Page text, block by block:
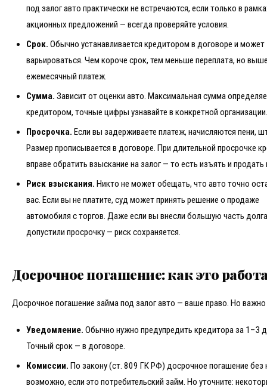
под залог авто практически не встречаются, если только в
акционных предложений — всегда проверяйте условия.
Срок. Обычно устанавливается кредитором в договоре и может
варьироваться. Чем короче срок, тем меньше переплата, но
ежемесячный платеж.
Сумма. Зависит от оценки авто. Максимальная сумма
кредитором, точные цифры узнавайте в конкретной организации.
Просрочка. Если вы задерживаете платеж, начисляются пени,
Размер прописывается в договоре. При длительной просрочке
вправе обратить взыскание на залог — то есть изъять и
Риск взыскания. Никто не может обещать, что авто точно
вас. Если вы не платите, суд может принять решение о продаже
автомобиля с торгов. Даже если вы внесли большую часть
допустили просрочку — риск сохраняется.
Досрочное погашение: как это
Досрочное погашение займа под залог авто — ваше право. Но важно
Уведомление. Обычно нужно предупредить кредитора за 1–3
Точный срок — в договоре.
Комиссии. По закону (ст. 809 ГК РФ) досрочное погашение без
возможно, если это потребительский займ. Но уточните: